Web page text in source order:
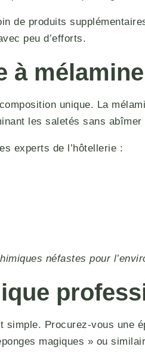
de produits
peu d’efforts.
à
unique. La
les saletés sans
experts de l’hôtellerie :
néfastes pour
Procurez-vous une
magiques » ou